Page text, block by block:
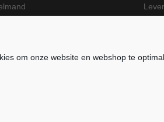
om onze website en webshop te